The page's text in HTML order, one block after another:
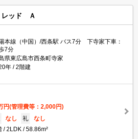
レッド Ａ
本線（中国）/西条駅 バス7分 下寺家下車：
7分
県東広島市西条町寺家
年
2階建
円(管理費等：2,000円)
なし 礼
なし
2LDK 58.86m²